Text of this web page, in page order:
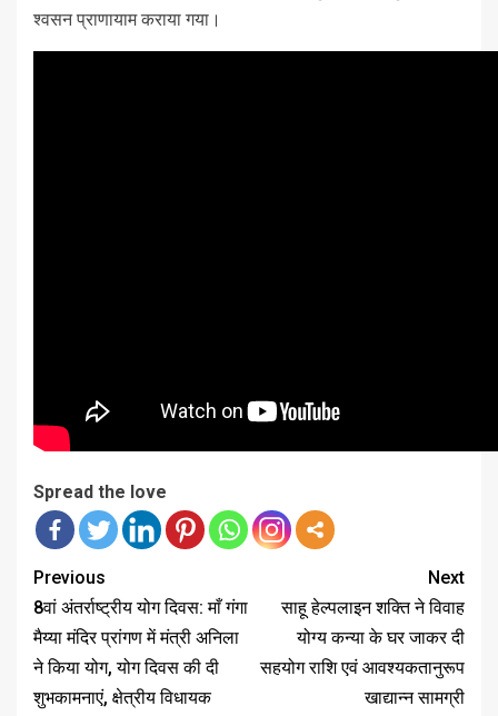
श्वसन प्राणायाम कराया गया।
Spread the love
Previous
8वां अंतर्राष्ट्रीय योग दिवस: माँ गंगा
मैय्या मंदिर प्रांगण में मंत्री अनिला
ने किया योग, योग दिवस की दी
शुभकामनाएं, क्षेत्रीय विधायक
Next
साहू हेल्पलाइन शक्ति ने विवाह
योग्य कन्या के घर जाकर दी
सहयोग राशि एवं आवश्यकतानुरूप
खाद्यान्न सामग्री